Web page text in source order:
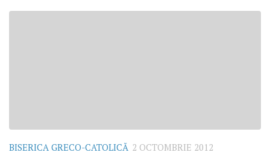
BISERICA GRECO-CATOLICĂ 2 OCTOMBRIE 2012